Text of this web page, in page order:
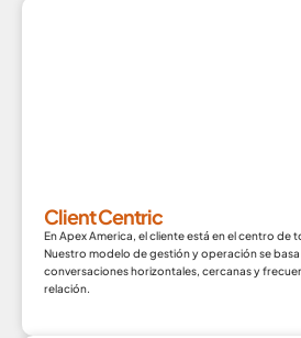
Client Centric
En Apex America, el cliente está en el centro de
Nuestro modelo de gestión y operación se
conversaciones horizontales, cercanas y
relación.